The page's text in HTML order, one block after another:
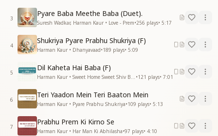
संबंध तो बाबा के सारे एक ही जन्म के
आत्मा परमात्माका संबंध तो सदा के लिए है कौन तुझे क्या देगा आज ले
तू जो
जाग रे इंसान….
जाग रे इंसान
तू क्यों नींद में खोया
नव प्रभात द्वारे खड़ा करले पहचान
जाग रे इंसान
जाग रे इंसान
जाग रे इंसान
जाग रे इंसान
—-------------------------------------
3
Pyare Baba Meethe Baba (Duet).
Suresh Wadkar, Harman Kaur • Love - Prem•256 plays• 5:17
4
Shukriya Pyare Prabhu Shukriya (F)
Harman Kaur • Dhanyavaad•189 plays• 5:09
5
Dil Kaheta Hai Baba (F)
•121 plays• 7:01
6
Teri Yaadon Mein Teri Baaton Mein
Harman Kaur • Pyare Prabhu Shukriya•109 plays• 5:13
7
Prabhu Prem Ki Kirno Se
Harman Kaur • Har Man Ki Abhilasha•97 plays• 4:10